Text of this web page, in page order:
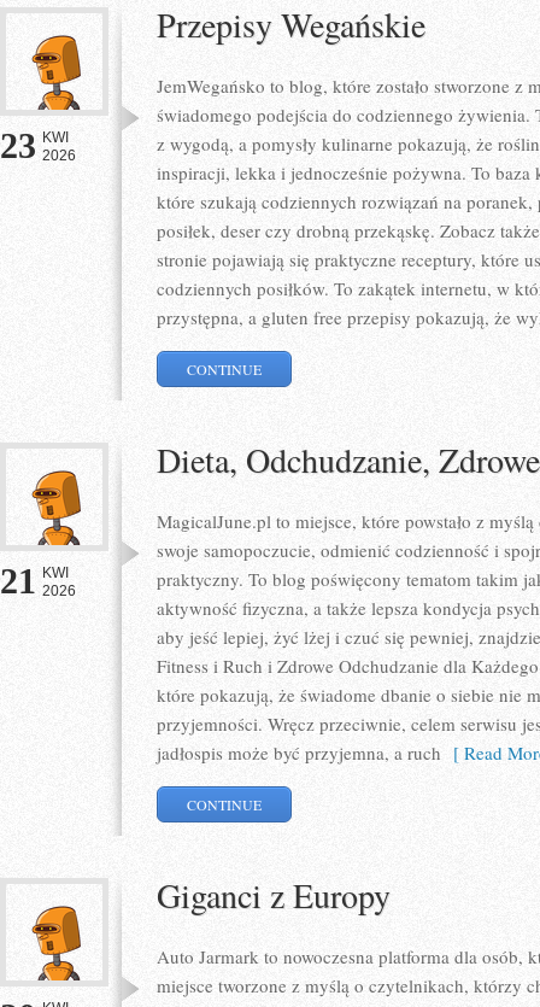
23 KWI
2026
Przepisy Wegańskie
JemWegańsko to blog, które zostało stworzone z
świadomego podejścia do codziennego żywienia.
z wygodą, a pomysły kulinarne pokazują, że
inspiracji, lekka i jednocześnie pożywna. To
które szukają codziennych rozwiązań na
posiłek, deser czy drobną przekąskę. Zobacz
stronie pojawiają się praktyczne receptury, które
codziennych posiłków. To zakątek internetu, w
przystępna, a gluten free przepisy pokazują, że
CONTINUE
21 KWI
2026
Dieta, Odchudzanie,
MagicalJune.pl to miejsce, które powstało z
swoje samopoczucie, odmienić codzienność i
praktyczny. To blog poświęcony tematom takim
aktywność fizyczna, a także lepsza kondycja
aby jeść lepiej, żyć lżej i czuć się pewniej,
Fitness i Ruch i Zdrowe Odchudzanie dla
które pokazują, że świadome dbanie o siebie nie
przyjemności. Wręcz przeciwnie, celem serwisu
jadłospis może być przyjemna, a ruch [ Read
CONTINUE
Giganci z Europy
Auto Jarmark to nowoczesna platforma dla osób,
miejsce tworzone z myślą o czytelnikach, którzy